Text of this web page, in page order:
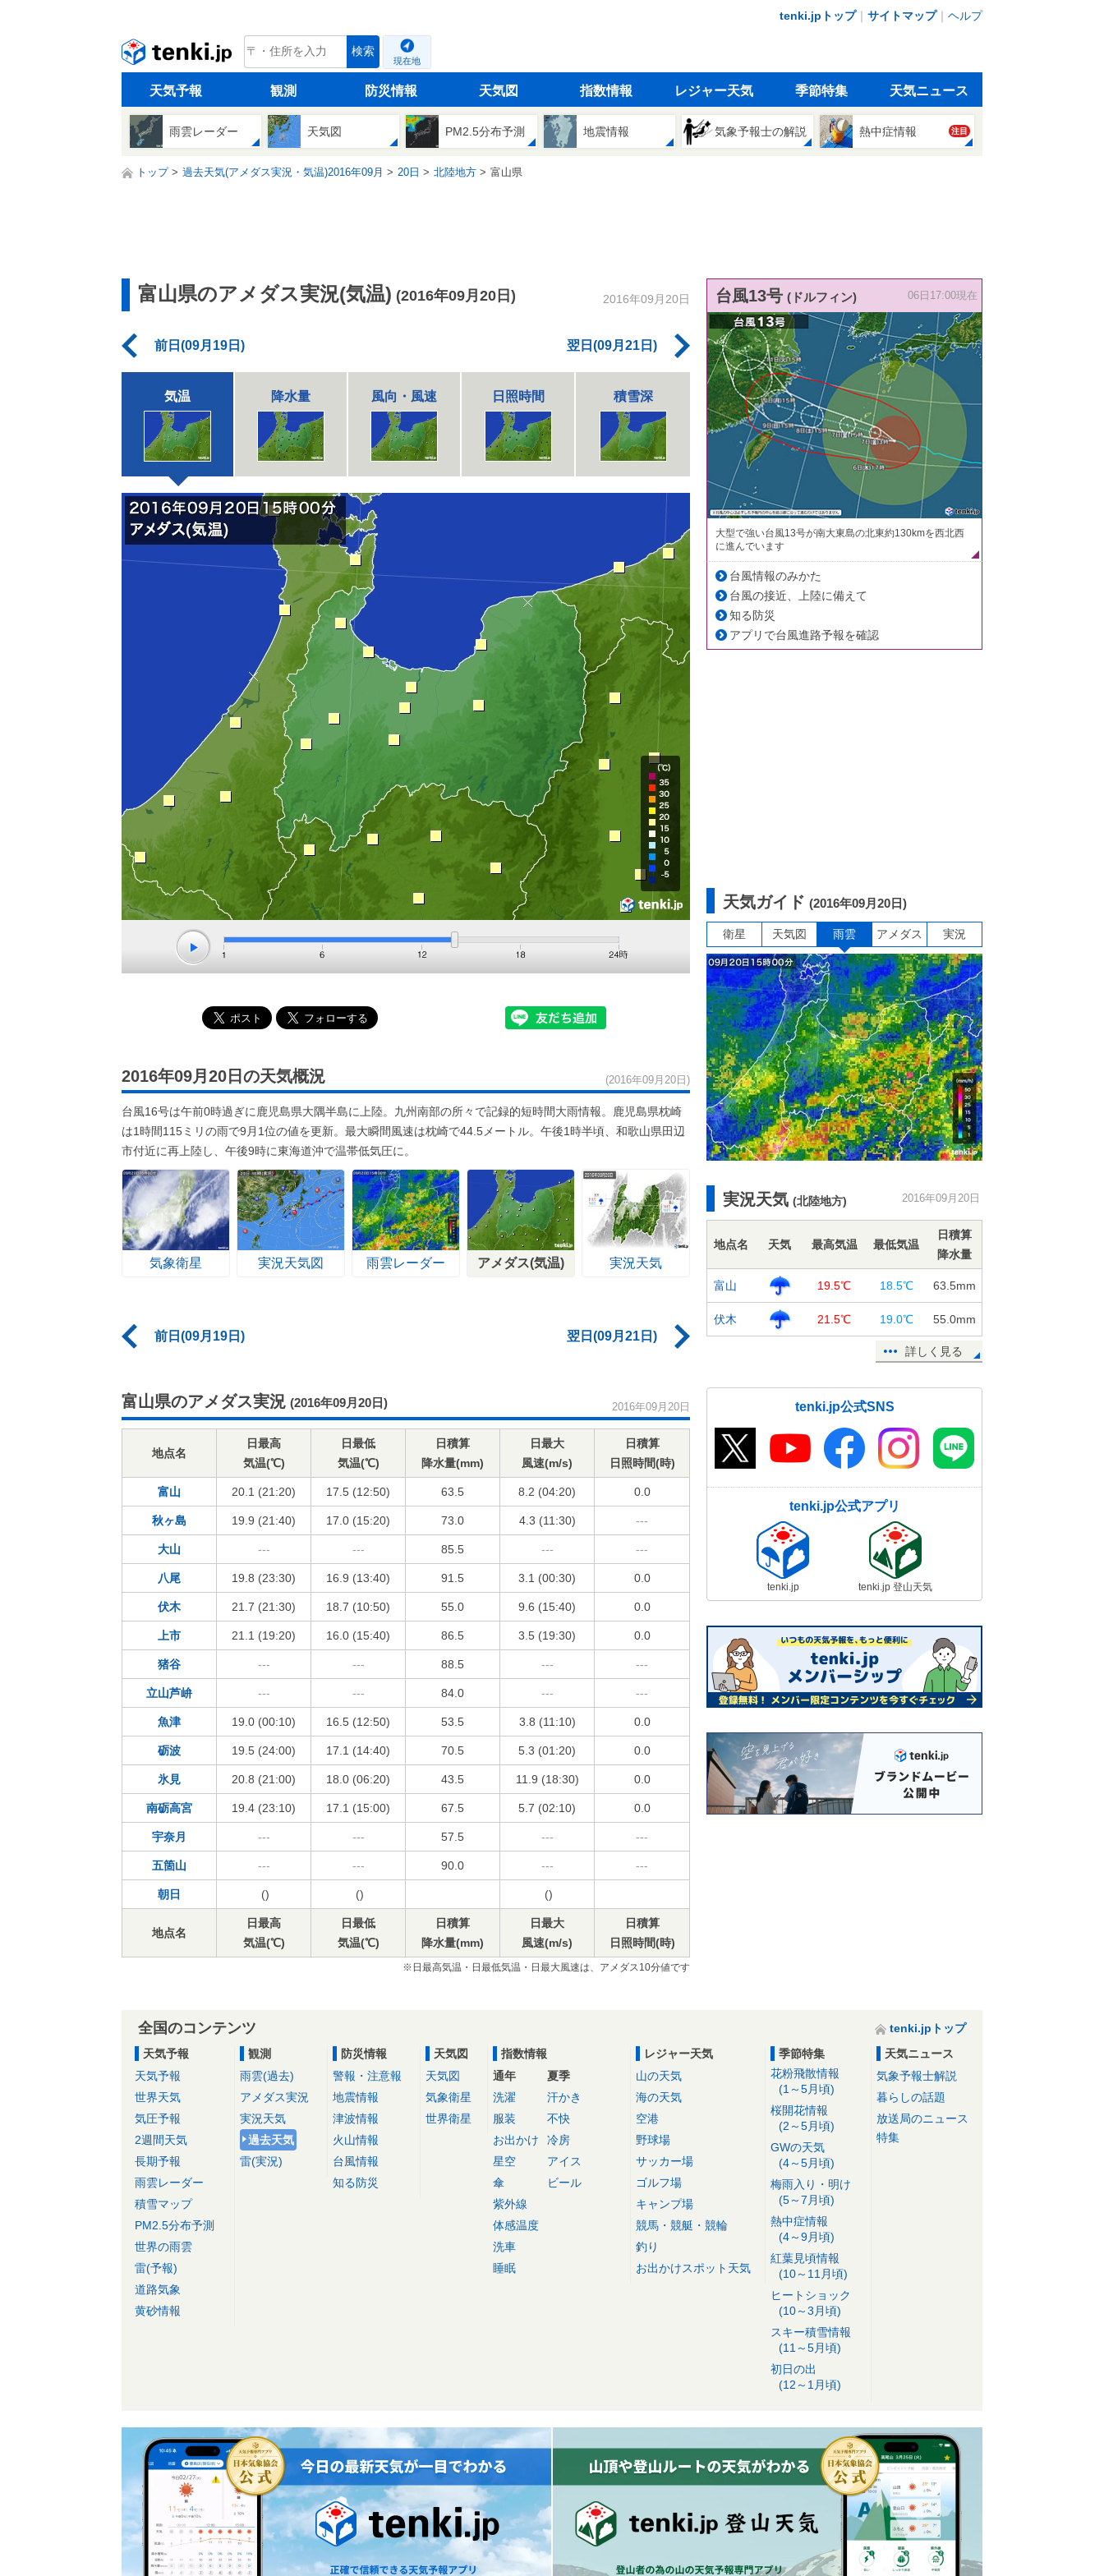
tenki.jpトップ｜ サイトマップ｜ ヘルプ
tenki.jp 検索
現在地
天気予報 観測 防災情報 天気図 指数情報 レジャー天気 季節特集 天気ニュース
雨雲レーダー 天気図 PM2.5分布予測 地震情報 気象予報士の解説 熱中症情報 注目
トップ 過去天気(アメダス実況・気温)2016年09月 20日 北陸地方 富山県
富山県のアメダス実況(気温) (2016年09月20日) 2016年09月20日
前日(09月19日) 翌日(09月21日)
気温 降水量 風向・風速 日照時間 積雪深
2016年09月20日の天気概況 (2016年09月20日)
台風16号は午前0時過ぎに鹿児島県大隅半島に上陸。九州南部の所々で記録的短時間大雨情報。鹿児島県枕崎
は1時間115ミリの雨で9月1位の値を更新。最大瞬間風速は枕崎で44.5メートル。午後1時半頃、和歌山県田辺
市付近に再上陸し、午後9時に東海道沖で温帯低気圧に。
気象衛星 実況天気図 雨雲レーダー アメダス(気温) 実況天気
前日(09月19日) 翌日(09月21日)
富山県のアメダス実況 (2016年09月20日) 2016年09月20日
地点名
日最高
気温(℃)
日最低
気温(℃)
日積算
降水量(mm)
日最大
風速(m/s)
日積算
日照時間(時)
富山 20.1 (21:20) 17.5 (12:50) 63.5 8.2 (04:20) 0.0
秋ヶ島 19.9 (21:40) 17.0 (15:20) 73.0 4.3 (11:30) ---
大山 --- --- 85.5 --- ---
八尾 19.8 (23:30) 16.9 (13:40) 91.5 3.1 (00:30) 0.0
伏木 21.7 (21:30) 18.7 (10:50) 55.0 9.6 (15:40) 0.0
上市 21.1 (19:20) 16.0 (15:40) 86.5 3.5 (19:30) 0.0
猪谷 --- --- 88.5 --- ---
立山芦峅 --- --- 84.0 --- ---
魚津 19.0 (00:10) 16.5 (12:50) 53.5 3.8 (11:10) 0.0
砺波 19.5 (24:00) 17.1 (14:40) 70.5 5.3 (01:20) 0.0
氷見 20.8 (21:00) 18.0 (06:20) 43.5 11.9 (18:30) 0.0
南砺高宮 19.4 (23:10) 17.1 (15:00) 67.5 5.7 (02:10) 0.0
宇奈月 --- --- 57.5 --- ---
五箇山 --- --- 90.0 --- ---
朝日 () () ()
地点名
日最高
気温(℃)
日最低
気温(℃)
日積算
降水量(mm)
日最大
風速(m/s)
日積算
日照時間(時)
※日最高気温・日最低気温・日最大風速は、アメダス10分値です
台風13号 (ドルフィン) 06日17:00現在
大型で強い台風13号が南大東島の北東約130kmを西北西
に進んでいます
台風情報のみかた
台風の接近、上陸に備えて
知る防災
アプリで台風進路予報を確認
天気ガイド (2016年09月20日)
衛星 天気図 雨雲 アメダス 実況
実況天気 (北陸地方) 2016年09月20日
地点名 天気 最高気温 最低気温
日積算
降水量
富山 19.5℃ 18.5℃ 63.5mm
伏木 21.5℃ 19.0℃ 55.0mm
詳しく見る
tenki.jp公式SNS
tenki.jp公式アプリ
tenki.jp tenki.jp 登山天気
全国のコンテンツ
tenki.jpトップ
天気予報
天気予報
世界天気
気圧予報
2週間天気
長期予報
雨雲レーダー
積雪マップ
PM2.5分布予測
世界の雨雲
雷(予報)
道路気象
黄砂情報
観測
雨雲(過去)
アメダス実況
実況天気
過去天気
雷(実況)
防災情報
警報・注意報
地震情報
津波情報
火山情報
台風情報
知る防災
天気図
天気図
気象衛星
世界衛星
指数情報
通年
洗濯
服装
お出かけ
星空
傘
紫外線
体感温度
洗車
睡眠
夏季
汗かき
不快
冷房
アイス
ビール
レジャー天気
山の天気
海の天気
空港
野球場
サッカー場
ゴルフ場
キャンプ場
競馬・競艇・競輪
釣り
お出かけスポット天気
季節特集
花粉飛散情報
(1～5月頃)
桜開花情報
(2～5月頃)
GWの天気
(4～5月頃)
梅雨入り・明け
(5～7月頃)
熱中症情報
(4～9月頃)
紅葉見頃情報
(10～11月頃)
ヒートショック
(10～3月頃)
スキー積雪情報
(11～5月頃)
初日の出
(12～1月頃)
天気ニュース
気象予報士解説
暮らしの話題
放送局のニュース
特集